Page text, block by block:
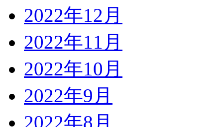
2022年12月
2022年11月
2022年10月
2022年9月
2022年8月